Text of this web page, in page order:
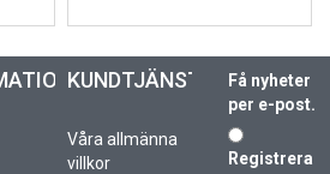
KUNDTJÄNST
Våra allmänna
villkor
Få nyheter
per e-post.
Registrera